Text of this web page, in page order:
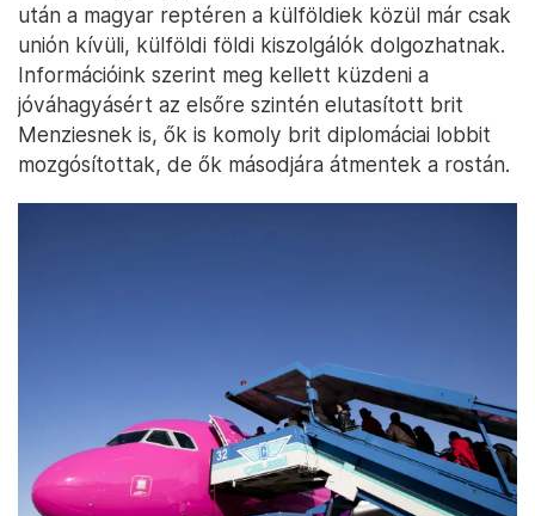
után a magyar reptéren a külföldiek közül már csak
unión kívüli, külföldi földi kiszolgálók dolgozhatnak.
Információink szerint meg kellett küzdeni a
jóváhagyásért az elsőre szintén elutasított brit
Menziesnek is, ők is komoly brit diplomáciai lobbit
mozgósítottak, de ők másodjára átmentek a rostán.